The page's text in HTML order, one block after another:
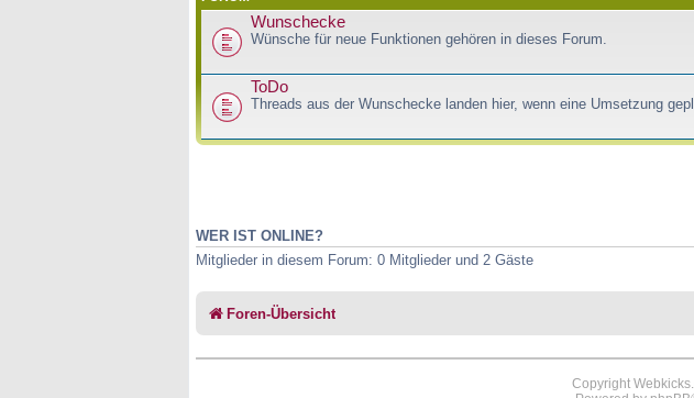
Wunschecke
Wünsche für neue Funktionen gehören in dieses Forum.
ToDo
Threads aus der Wunschecke landen hier, wenn eine Umsetzung
WER IST ONLINE?
Mitglieder in diesem Forum: 0 Mitglieder und 2 Gäste
Foren-Übersicht
Copyright